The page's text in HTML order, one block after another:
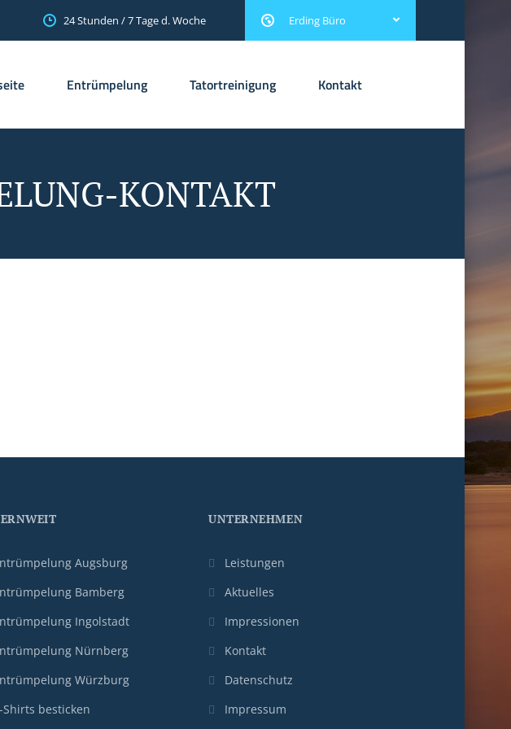
Erding Büro
24 Stunden / 7 Tage d. Woche
Entrümpelung Tatortreinigung Kontakt
KONTAKT
Augsburg
Bamberg
Ingolstadt
Nürnberg
Würzburg
Shirts besticken
UNTERNEHMEN
Leistungen
Aktuelles
Impressionen
Kontakt
Datenschutz
Impressum